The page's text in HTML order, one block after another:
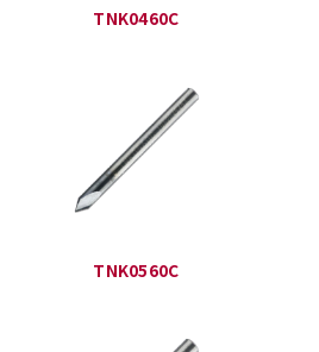
TNK0460C
TNK0560C